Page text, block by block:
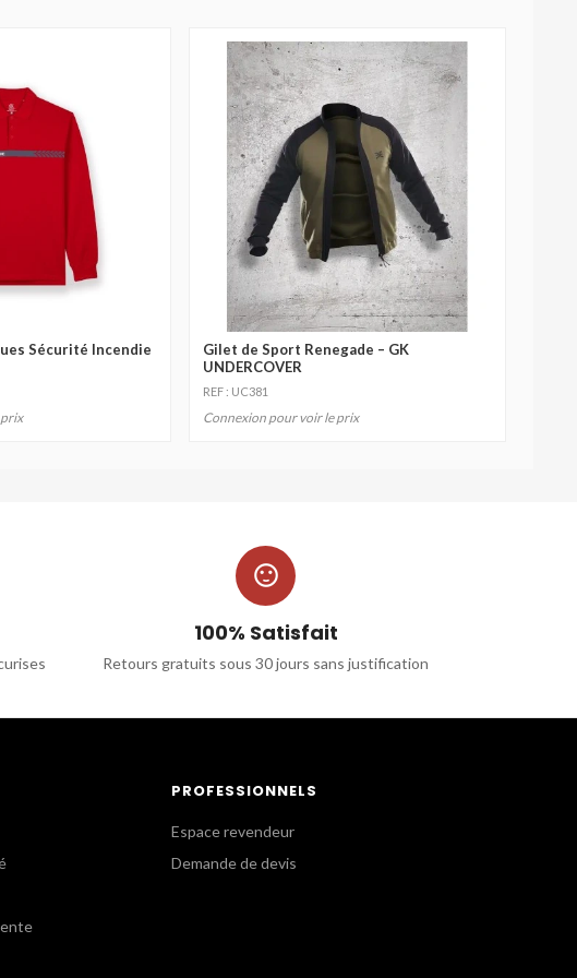
Sécurité Incendie
Gilet de Sport Renegade – GK
UNDERCOVER
REF : UC381
Connexion pour voir le prix

100% Satisfait
Retours gratuits sous 30 jours sans justification
PROFESSIONNELS
Espace revendeur
Demande de devis